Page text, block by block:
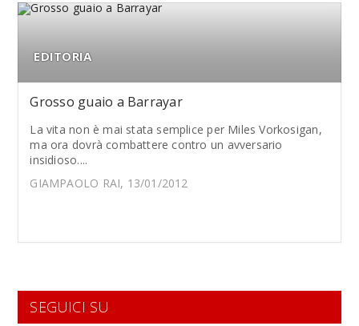
EDITORIA
Grosso guaio a Barrayar
La vita non è mai stata semplice per Miles Vorkosigan,
ma ora dovrà combattere contro un avversario
insidioso....
GIAMPAOLO RAI, 13/01/2012
SEGUICI SU